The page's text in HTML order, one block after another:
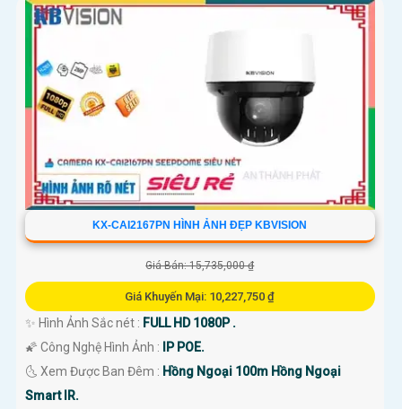
KX-CAI2167PN HÌNH ẢNH ĐẸP KBVISION
Giá Bán: 15,735,000 ₫
Giá Khuyến Mại: 10,227,750 ₫
✨ Hình Ảnh Sắc nét : FULL HD 1080P .
🌠 Công Nghệ Hình Ảnh : IP POE.
🌜 Xem Được Ban Đêm : Hồng Ngoại 100m Hồng Ngoại
Smart IR.